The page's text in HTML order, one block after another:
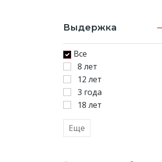
Выдержка
Все
8 лет
12 лет
3 года
18 лет
Еще